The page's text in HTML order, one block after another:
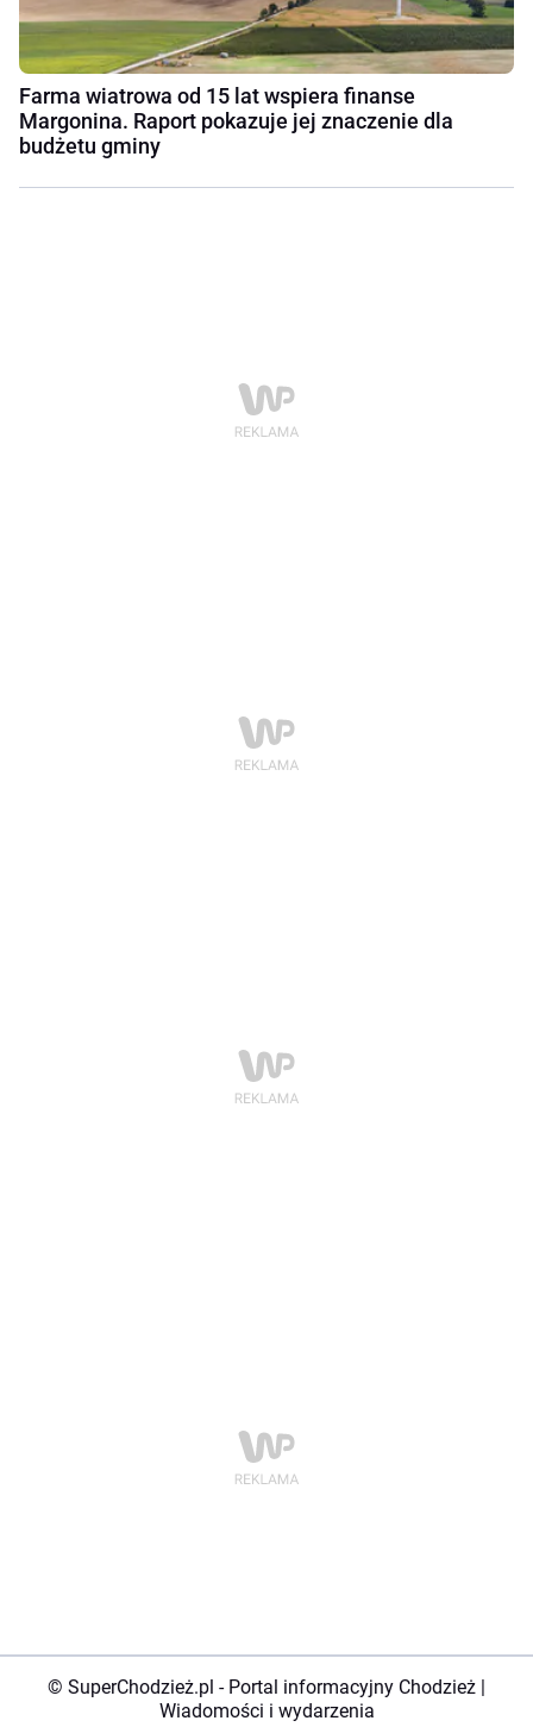
Farma wiatrowa od 15 lat wspiera finanse
Margonina. Raport pokazuje jej znaczenie dla
budżetu gminy
© SuperChodzież.pl - Portal informacyjny Chodzież |
Wiadomości i wydarzenia